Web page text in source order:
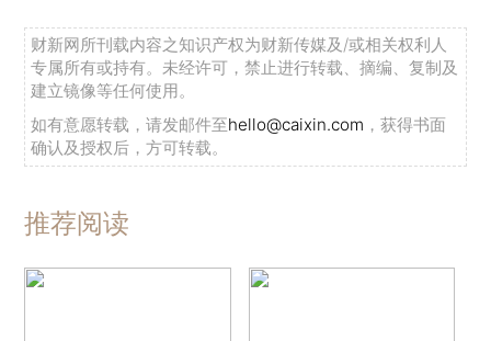
财新网所刊载内容之知识产权为财新传媒及/或相关权利人
专属所有或持有。未经许可，禁止进行转载、摘编、复制及
建立镜像等任何使用。
如有意愿转载，请发邮件至hello@caixin.com ，获得书面
确认及授权后，方可转载。
推荐阅读